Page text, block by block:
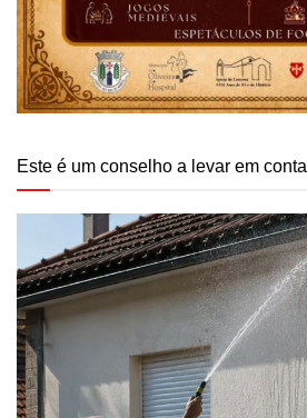
Este é um conselho a levar em conta